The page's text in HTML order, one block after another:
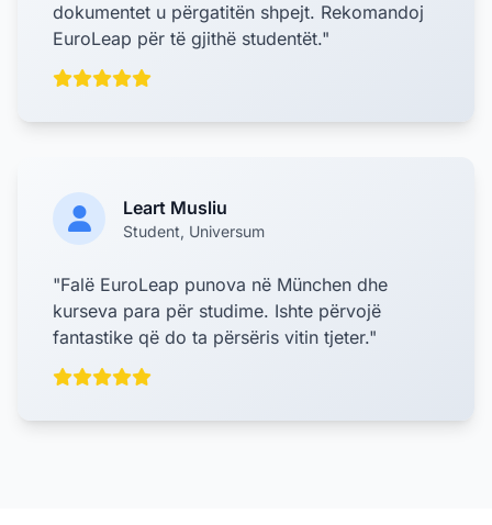
dokumentet u përgatitën shpejt. Rekomandoj
EuroLeap për të gjithë studentët."
Leart Musliu
Student, Universum
"Falë EuroLeap punova në München dhe
kurseva para për studime. Ishte përvojë
fantastike që do ta përsëris vitin tjeter."